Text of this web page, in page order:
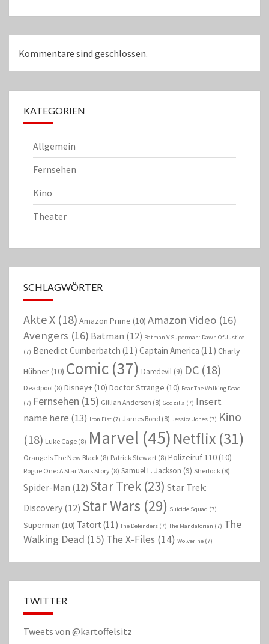
Kommentare sind geschlossen.
KATEGORIEN
Allgemein
Fernsehen
Kino
Theater
SCHLAGWÖRTER
Akte X (18) Amazon Prime (10) Amazon Video (16)
Avengers (16) Batman (12) Batman V Superman: Dawn Of Justice
(7) Benedict Cumberbatch (11) Captain America (11) Charly
Hübner (10) Comic (37) Daredevil (9) DC (18)
Deadpool (8) Disney+ (10) Doctor Strange (10) Fear The Walking Dead
(7) Fernsehen (15) Gillian Anderson (8) Godzilla (7) Insert
name here (13) Iron Fist (7) James Bond (8) Jessica Jones (7) Kino
(18) Luke Cage (8) Marvel (45) Netflix (31)
Orange Is The New Black (8) Patrick Stewart (8) Polizeiruf 110 (10)
Rogue One: A Star Wars Story (8) Samuel L. Jackson (9) Sherlock (8)
Spider-Man (12) Star Trek (23) Star Trek:
Discovery (12) Star Wars (29) Suicide Squad (7)
Superman (10) Tatort (11) The Defenders (7) The Mandalorian (7) The
Walking Dead (15) The X-Files (14) Wolverine (7)
TWITTER
Tweets von @kartoffelsitz